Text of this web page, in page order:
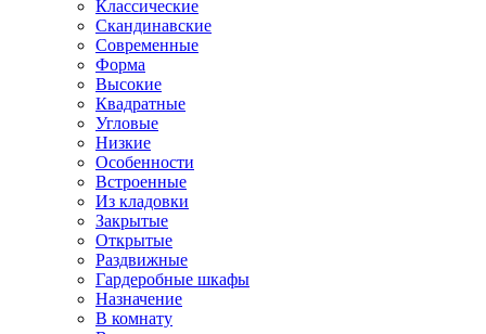
Классические
Скандинавские
Современные
Форма
Высокие
Квадратные
Угловые
Низкие
Особенности
Встроенные
Из кладовки
Закрытые
Открытые
Раздвижные
Гардеробные шкафы
Назначение
В комнату